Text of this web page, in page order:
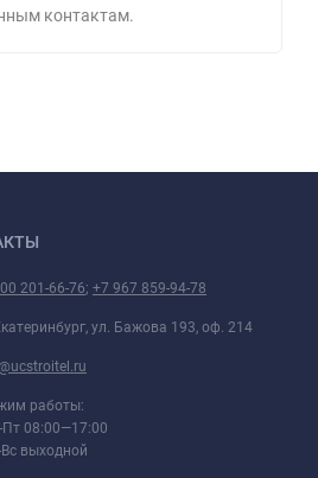
контактам.
201-66-76; +7 967 859-94-78
ул. Бажова 193, оф. 214
работы:
08:00—17:00
выходной